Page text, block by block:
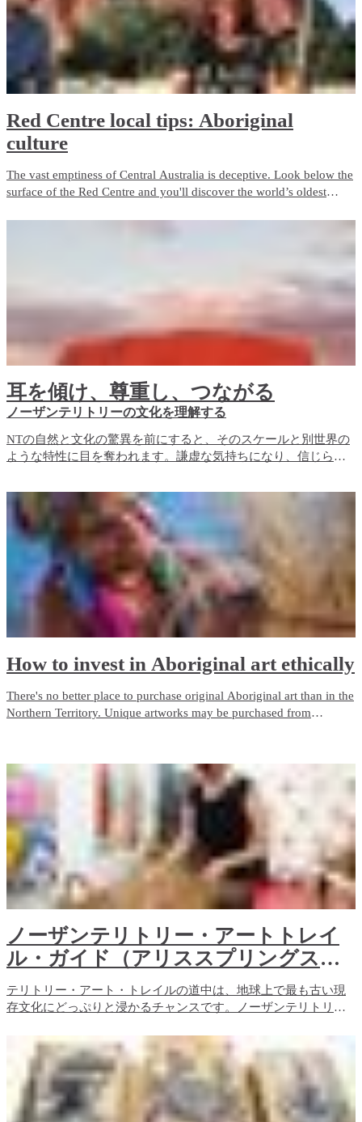
Red Centre local tips: Aboriginal
culture
The vast emptiness of Central Australia is deceptive. Look below the
surface of the Red Centre and you'll discover the world’s oldest
耳を傾け、尊重し、つながる
ノーザンテリトリーの文化を理解する
NTの自然と文化の驚異を前にすると、そのスケールと別世界の
ような特性に目を奪われます。謙虚な気持ちになり、信じられ
ん。これらは、太古の昔から想像力をかき立て、伝統的所有者
たちにとって深い文化的意味を持ち続ける、魔法の力が溢れ出
てくるような場所なのです。
How to invest in Aboriginal art ethically
There's no better place to purchase original Aboriginal art than in the
Northern Territory. Unique artworks may be purchased from
generate income which helps support Aboriginal communities.
ノーザンテリトリー・アートトレイ
ル・ガイド（アリススプリングスか
らダーウィンへ）
テリトリー・アート・トレイルの道中は、地球上で最も古い現
存文化にどっぷりと浸かるチャンスです。ノーザンテリトリー
スプリングスからダーウィンまでの1,500キロのドライブで、広
がる光景を目にすれば、その土地、そこに暮らす人々、そして
彼らの伝統に触れたいという衝動が湧き上がることでしょう。